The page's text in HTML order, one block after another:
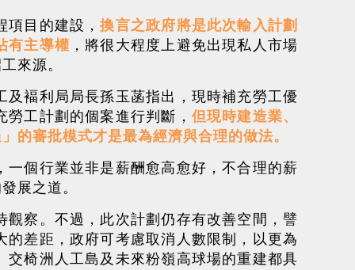
項目的建設，換言之政府將是此次輸入計劃
有主導權 ，將很大程度上避免出現私人市場
來源。
褔利局局長孫玉菡指出，現時補充勞工優
工計劃的個案進行判斷， 但現時建造業、
的審批模式才是最為經濟與合理的做法。
個行業並非是薪酬愈高愈好，不合理的薪
展之道。
察。不過，此次計劃仍存有改善空間，譬
差距，政府可考慮取消人數限制，以更為
椅洲人工島及未來粉嶺高球場的重建都具